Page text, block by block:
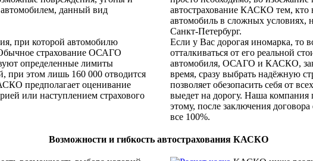
данный вид
автострахование КАСКО тем, кто
автомобиль в сложных условиях,
Санкт-Петербург.
при которой автомобилю
страхование ОСАГО
определенные лимиты
этом лишь 160 000 отводится
предполагает оценивание
или наступлением страхового
Если у Вас дорогая иномарка, то
отталкиваться от его реальной
автомобиля, ОСАГО и КАСКО,
время, сразу выбрать надёжную
позволяет обезопасить себя от
выедет на дорогу. Наша компания
этому, после заключения
все 100%.
Возможности и гибкость автострахования КАСКО